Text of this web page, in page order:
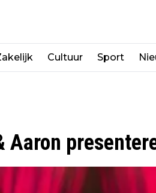
Cultuur Sport
Aaron